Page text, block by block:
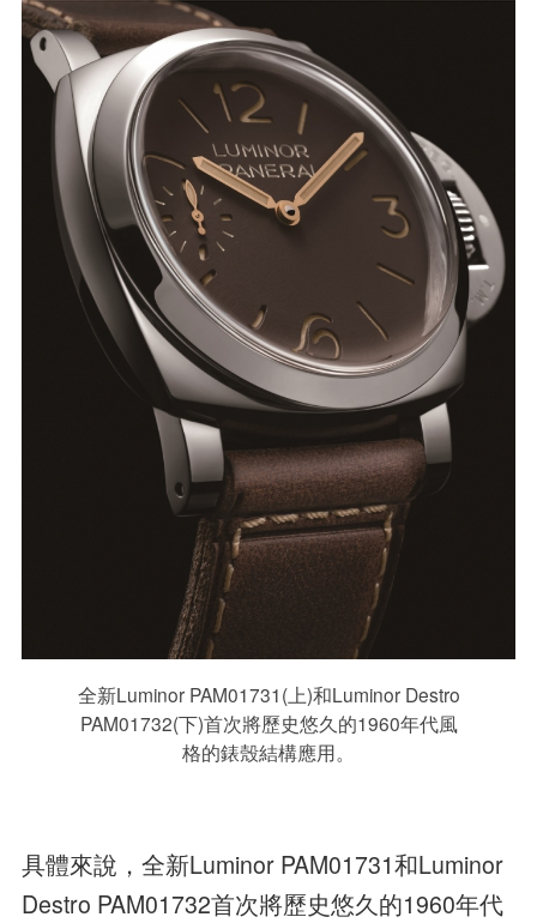
全新Luminor PAM01731(上)和Luminor Destro
PAM01732(下)首次將歷史悠久的1960年代風
格的錶殼結構應用。
具體來說，全新Luminor PAM01731和Luminor
Destro PAM01732首次將歷史悠久的1960年代